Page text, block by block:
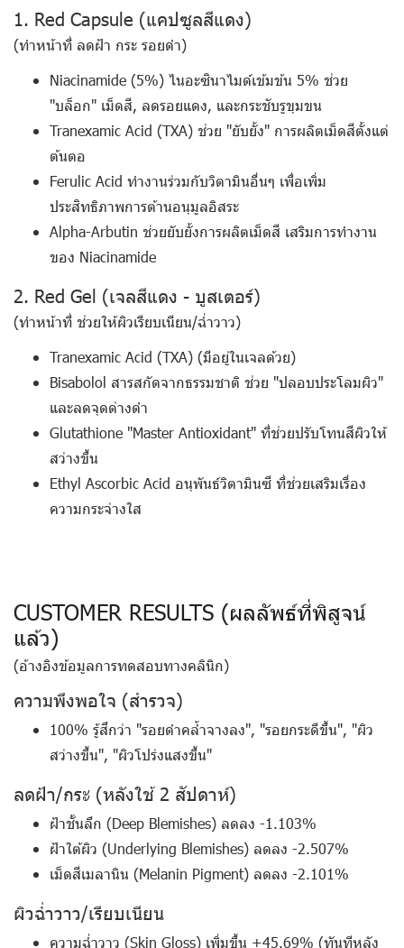
1. Red Capsule (แคปซูลสีแดง)
(ทำหน้าที่ ลดฝ้า กระ รอยดำ)
Niacinamide (5%) ไนอะซินาไมด์เข้มข้น 5% ช่วย
"บล็อก" เม็ดสี, ลดรอยแดง, และกระชับรูขุมขน
Tranexamic Acid (TXA) ช่วย "ยับยั้ง" การผลิตเม็ดสีตั้งแต่
ต้นตอ
Ferulic Acid ทำงานร่วมกับวิตามินอื่นๆ เพื่อเพิ่ม
ประสิทธิภาพการต้านอนุมูลอิสระ
Alpha-Arbutin ช่วยยับยั้งการผลิตเม็ดสี เสริมการทำงาน
ของ Niacinamide
2. Red Gel (เจลสีแดง - บูสเตอร์)
(ทำหน้าที่ ช่วยให้ผิวเรียบเนียน/ฉ่ำวาว)
Tranexamic Acid (TXA) (มีอยู่ในเจลด้วย)
Bisabolol สารสกัดจากธรรมชาติ ช่วย "ปลอบประโลมผิว"
และลดจุดด่างดำ
Glutathione "Master Antioxidant" ที่ช่วยปรับโทนสีผิวให้
สว่างขึ้น
Ethyl Ascorbic Acid อนุพันธ์วิตามินซี ที่ช่วยเสริมเรื่อง
ความกระจ่างใส
CUSTOMER RESULTS (ผลลัพธ์ที่พิสูจน์
แล้ว)
(อ้างอิงข้อมูลการทดสอบทางคลินิก)
ความพึงพอใจ (สำรวจ)
100% รู้สึกว่า "รอยดำคล้ำจางลง", "รอยกระดีขึ้น", "ผิว
สว่างขึ้น", "ผิวโปร่งแสงขึ้น"
ลดฝ้า/กระ (หลังใช้ 2 สัปดาห์)
ฝ้าชั้นลึก (Deep Blemishes) ลดลง -1.103%
ฝ้าใต้ผิว (Underlying Blemishes) ลดลง -2.507%
เม็ดสีเมลานิน (Melanin Pigment) ลดลง -2.101%
ผิวฉ่ำวาว/เรียบเนียน
ความฉ่ำวาว (Skin Gloss) เพิ่มขึ้น +45.69% (ทันทีหลัง